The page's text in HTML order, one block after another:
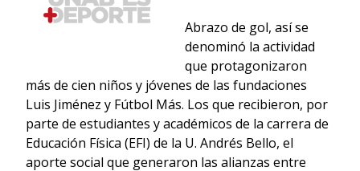
Abrazo de gol, así se
denominó la actividad
que protagonizaron
más de cien niños y jóvenes de las fundaciones
Luis Jiménez y Fútbol Más. Los que recibieron, por
parte de estudiantes y académicos de la carrera de
Educación Física (EFI) de la U. Andrés Bello, el
aporte social que generaron las alianzas entre